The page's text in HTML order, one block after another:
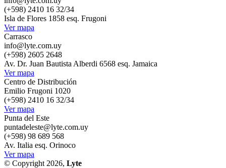
(+598) 2410 16 32/34
Isla de Flores 1858 esq. Frugoni
Ver mapa
Carrasco
info@lyte.com.uy
(+598) 2605 2648
Av. Dr. Juan Bautista Alberdi 6568 esq. Jamaica
Ver mapa
Centro de Distribución
Emilio Frugoni 1020
(+598) 2410 16 32/34
Ver mapa
Punta del Este
puntadeleste@lyte.com.uy
(+598) 98 689 568
Av. Italia esq. Orinoco
Ver mapa
© Copyright 2026, Lyte